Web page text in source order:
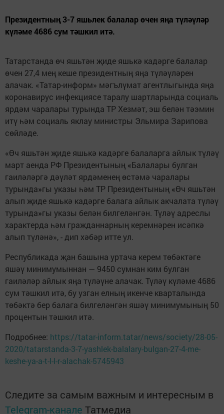
Президентның 3-7 яшьлек балалар өчен яңа түләүләр
күләме 4686 сум тәшкил итә.
Татарстанда өч яшьтән җиде яшькә кадәрге балалар
өчен 27,4 мең кеше президентның яңа түләүләрен
алачак. «Татар-информ» мәгълүмат агентлыгында яңа
коронавирус инфекциясе таралу шартларында социаль
ярдәм чаралары турында ТР Хезмәт, эш белән тәэмин
итү һәм социаль яклау министры Эльмира Зарипова
сөйләде.
«Өч яшьтән җиде яшькә кадәрге балаларга айлык түләү
март аенда РФ Президентының «Балалары булган
гаиләләргә дәүләт ярдәменең өстәмә чаралары
турында»гы указы һәм ТР Президентының «Өч яшьтән
алып җиде яшькә кадәрге балага айлык акчалата түләү
турында»гы указы белән билгеләнгән. Түләү адреслы
характерда һәм гражданнарның керемнәрен исәпкә
алып түләнә», - дип хәбәр итте ул.
Республикада җан башына уртача керем төбәктәге
яшәү минимумыннан — 9450 сумнан ким булган
гаиләләр айлык яңа түләүне алачак. Түләү күләме 4686
сум тәшкил итә, бу узган елның икенче кварталында
төбәктә бер балага билгеләнгән яшәү минимумының 50
процентын тәшкил итә.
Подробнее: https://tatar-inform.tatar/news/society/28-05-
2020/tatarstanda-3-7-yashlek-balalary-bulgan-27-4-me-
keshe-ya-a-t-l-l-r-alachak-5745943
Следите за самым важным и интересным в
Telegram-канале Татмедиа